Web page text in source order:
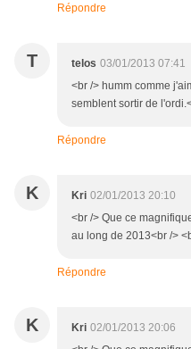
Répondre
T telos 03/01/2013 07:41
<br /> humm comme
semblent sortir de
Répondre
K Kri 02/01/2013 20:10
<br /> Que ce
au long de 2013<br />
Répondre
K Kri 02/01/2013 20:06